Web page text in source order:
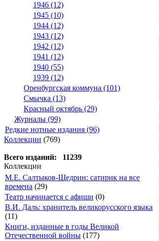
1946 (12)
1945 (10)
1944 (12)
1943 (12)
1942 (12)
1941 (12)
1940 (55)
1939 (12)
Оренбургская коммуна (101)
Смычка (13)
Красный октябрь (29)
Журналы (99)
Редкие нотные издания (96)
Коллекции (769)
Всего изданий: 11239
Коллекции
М.Е. Салтыков-Щедрин: сатирик на все
времена (29)
Театр начинается с афиши (0)
В.И. Даль: хранитель великорусского языка
(11)
Книги, изданные в годы Великой
Отечественной войны (177)